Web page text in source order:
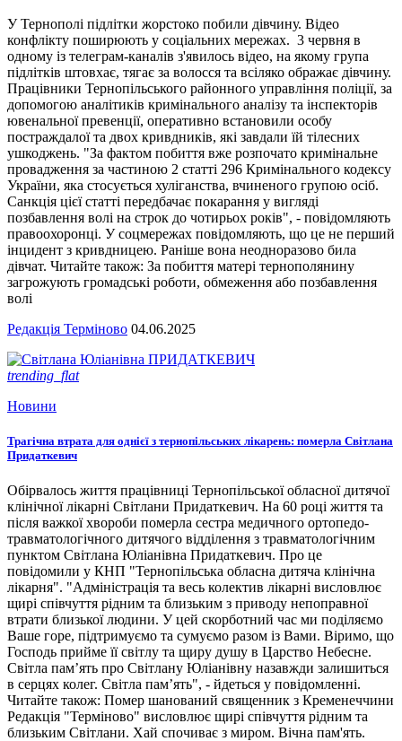
У Тернополі підлітки жорстоко побили дівчину. Відео
конфлікту поширюють у соціальних мережах. 3 червня в
одному із телеграм-каналів з'явилось відео, на якому група
підлітків штовхає, тягає за волосся та всіляко ображає дівчину.
Працівники Тернопільського районного управління поліції, за
допомогою аналітиків кримінального аналізу та інспекторів
ювенальної превенції, оперативно встановили особу
постраждалої та двох кривдників, які завдали їй тілесних
ушкоджень. "За фактом побиття вже розпочато кримінальне
провадження за частиною 2 статті 296 Кримінального кодексу
України, яка стосується хуліганства, вчиненого групою осіб.
Санкція цієї статті передбачає покарання у вигляді
позбавлення волі на строк до чотирьох років", - повідомляють
правоохоронці. У соцмережах повідомляють, що це не перший
інцидент з кривдницею. Раніше вона неодноразово била
дівчат. Читайте також: За побиття матері тернополянину
загрожують громадські роботи, обмеження або позбавлення
волі
Редакція Терміново 04.06.2025
trending_flat
Новини
Трагічна втрата для однієї з тернопільських лікарень: померла Світлана
Придаткевич
Обірвалось життя працівниці Тернопільської обласної дитячої
клінічної лікарні Світлани Придаткевич. На 60 році життя та
після важкої хвороби померла сестра медичного ортопедо-
травматологічного дитячого відділення з травматологічним
пунктом Світлана Юліанівна Придаткевич. Про це
повідомили у КНП "Тернопільська обласна дитяча клінічна
лікарня". "Адміністрація та весь колектив лікарні висловлює
щирі співчуття рідним та близьким з приводу непоправної
втрати близької людини. У цей скорботний час ми поділяємо
Ваше горе, підтримуємо та сумуємо разом із Вами. Віримо, що
Господь прийме її світлу та щиру душу в Царство Небесне.
Світла пам’ять про Світлану Юліанівну назавжди залишиться
в серцях колег. Світла пам’ять", - йдеться у повідомленні.
Читайте також: Помер шанований священник з Кременеччини
Редакція "Терміново" висловлює щирі співчуття рідним та
близьким Світлани. Хай спочиває з миром. Вічна пам'ять.